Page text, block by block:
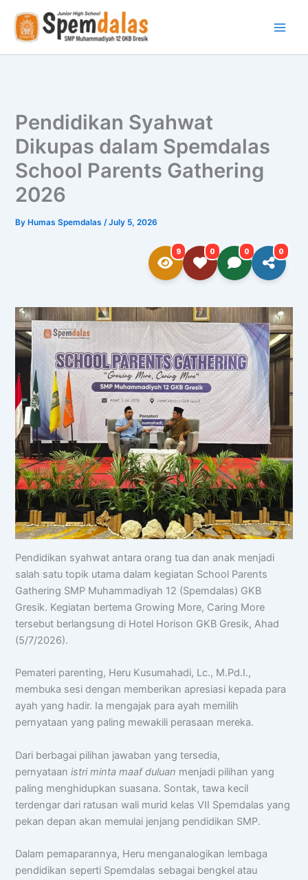
content
Pendidikan Syahwat
Dikupas dalam Spemdalas
School Parents Gathering
2026
By Humas Spemdalas/July 5, 2026
9 0 0 0
Pendidikan syahwat antara orang tua dan anak menjadi
salah satu topik utama dalam kegiatan School Parents
Gathering SMP Muhammadiyah 12 (Spemdalas) GKB
Gresik. Kegiatan bertema Growing More, Caring More
tersebut berlangsung di Hotel Horison GKB Gresik, Ahad
(5/7/2026).
Pemateri parenting, Heru Kusumahadi, Lc., M.Pd.I.,
membuka sesi dengan memberikan apresiasi kepada para
ayah yang hadir. Ia mengajak para ayah memilih
pernyataan yang paling mewakili perasaan mereka.
Dari berbagai pilihan jawaban yang tersedia,
pernyataanistri minta maaf duluan menjadi pilihan yang
paling menghidupkan suasana. Sontak, tawa kecil
terdengar dari ratusan wali murid kelas VII Spemdalas yang
pekan depan akan memulai jenjang pendidikan SMP.
Dalam pemaparannya, Heru menganalogikan lembaga
pendidikan seperti Spemdalas sebagai bengkel atau